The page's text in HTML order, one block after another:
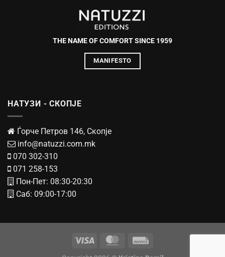
THE NAME OF COMFORT SINCE 1959
MANIFESTO
НАТУЗИ - СКОПЈЕ
Ѓорче Петров 146, Скопје
info@natuzzi.com.mk
070 302-310
071 258-153
Пон-Пет: 08:30-20:30
Саб: 09:00-17:00